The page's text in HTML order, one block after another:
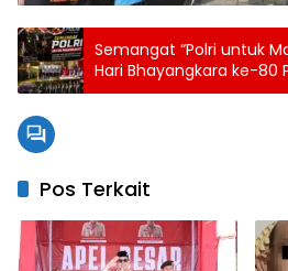
Semangat “Polri untuk
Hari Bhayangkara ke-80
Forkopimda dan Mitra
Pos Terkait